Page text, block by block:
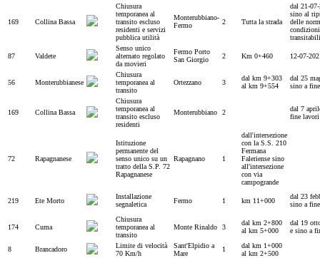
169 Collina Bassa
Chiusura
temporanea al
transito escluso
residenti e servizi
pubblica utilità
Monterubbiano-
Fermo
2 Tutta la strada
dal 21-
sino al
delle
87 Valdete
Senso unico
alternato regolato
da movieri
Fermo Porto
San Giorgio
2 Km 0+460 12-07-
56 Monterubbianese
Chiusura
temporanea al
transito
Ortezzano 3
dal km 9+303
al km 9+554
dal 25
sino a
169 Collina Bassa
Chiusura
temporanea al
transito escluso
residenti
Monterubbiano 2
dal 7
fine lavori
72 Rapagnanese
Istituzione
permanente del
senso unico su un
tratto della S.P. 72
Rapagnanese
Rapagnano 1
dall'intersezione
con la S.S. 210
Fermana
Faleriense sino
all'intersezione
con via
campogrande
219 Ete Morto
Installazione
segnaletica
Fermo 1 km 11+000
dal 23
sino a
174 Cuma
Chiusura
temporanea al
transito
Monte Rinaldo 3
dal km 2+800
al km 5+000
dal 19
e sino a
8 Brancadoro
Limite di velocità
70 Km/h
Sant'Elpidio a
Mare
1
dal km 1+000
al km 2+500